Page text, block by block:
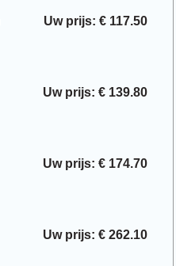
Uw prijs: € 117.50
Uw prijs: € 139.80
Uw prijs: € 174.70
Uw prijs: € 262.10